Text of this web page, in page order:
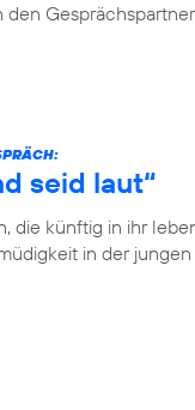
den
seid laut“
die künftig in ihr
in der